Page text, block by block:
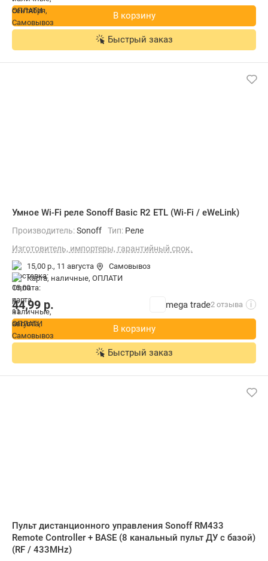
В корзину
Быстрый заказ
Умное Wi-Fi реле Sonoff Basic R2 ETL (Wi-Fi / eWeLink)
Производитель:Sonoff Тип: Реле
Изготовитель, импортеры, гарантийный срок.
15,00 р., 11 августа
Самовывоз
карта, наличные, ОПЛАТИ
44,99 р. mega trade2 отзыва i
В корзину
Быстрый заказ
Пульт дистанционного управления Sonoff RM433
Remote Controller + BASE (8 канальный пульт ДУ с базой)
(RF / 433MHz)